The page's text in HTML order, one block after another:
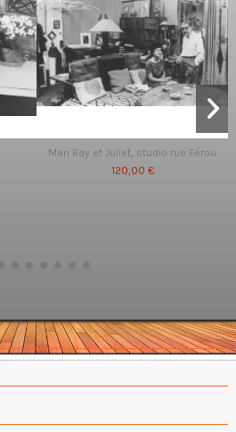
Man Ray et Juliet, studio rue Férou
120,00 €